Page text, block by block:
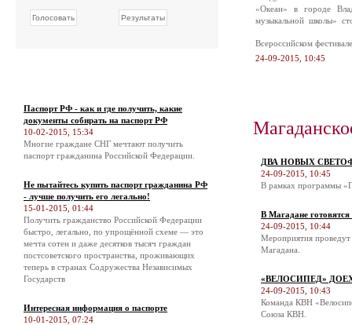
Паспорт РФ - как и где получить, какие
документы собирать на паспорт РФ
10-02-2015, 15:34
Многие граждане СНГ мечтают получить
паспорт гражданина Российской Федерации.
Не пытайтесь купить паспорт гражданина РФ
- лучше получить его легально!
15-01-2015, 01:44
Получить гражданство Российской Федерации
быстро, легально, по упрощённой схеме — это
мечта сотен и даже десятков тысяч граждан
постсоветского пространства, проживающих
теперь в странах Содружества Независимых
Государств
Интересная информация о паспорте
10-01-2015, 07:24
«Океан» в городе
музыкальной школы»
Всероссийском
24-09-2015, 10:45
ДВА НОВЫХ
24-09-2015, 10:45
В рамках программы
В Магадане
24-09-2015, 10:44
Мероприятия
Магадана.
«ВЕЛОСИПЕД»
24-09-2015, 10:43
Команда КВН
Союза КВН.